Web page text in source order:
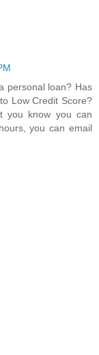
personal loan? Has
Low Credit Score?
you know you can
you can email